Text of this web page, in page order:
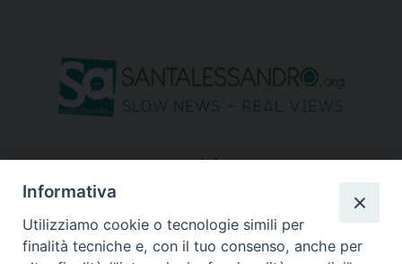
seguici su
Informativa
Utilizziamo cookie o tecnologie simili per
finalità tecniche e, con il tuo consenso, anche per